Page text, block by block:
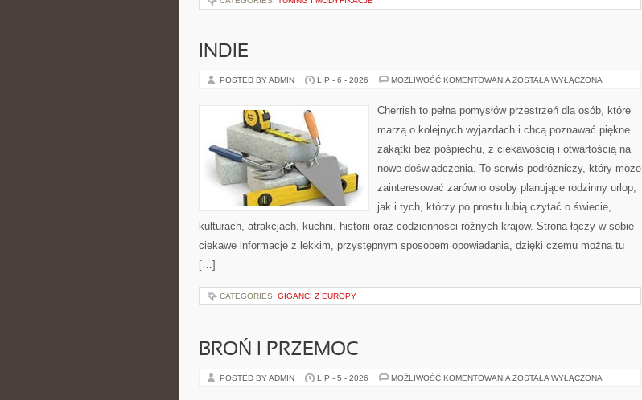
INDIE
POSTED BY ADMIN LIP - 6 - 2026 MOŻLIWOŚĆ KOMENTOWANIA INDIE
ZOSTAŁA WYŁĄCZONA
Cherrish to pełna pomysłów przestrzeń dla osób, które
marzą o kolejnych wyjazdach i chcą poznawać piękne
zakątki bez pośpiechu, z ciekawością i otwartością na
nowe doświadczenia. To serwis podróżniczy, który może
zainteresować zarówno osoby planujące rodzinny urlop,
jak i tych, którzy po prostu lubią czytać o świecie,
kulturach, atrakcjach, kuchni, historii oraz codzienności różnych krajów. Strona łączy w sobie
ciekawe informacje z lekkim, przystępnym sposobem opowiadania, dzięki czemu można tu
[…]
CATEGORIES: GIGANCI Z EUROPY
BROŃ I PRZEMOC
POSTED BY ADMIN LIP - 5 - 2026 MOŻLIWOŚĆ KOMENTOWANIA BROŃ
ZOSTAŁA WYŁĄCZONA